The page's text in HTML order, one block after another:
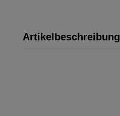
Artikelbeschreibung